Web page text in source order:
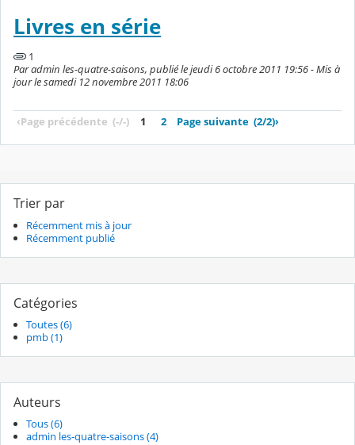
Livres en série
1
Par admin les-quatre-saisons, publié le jeudi 6 octobre 2011 19:56 - Mis à
jour le samedi 12 novembre 2011 18:06
‹Page précédente (-/-) 1 2 Page suivante (2/2)›
Trier par
Récemment mis à jour
Récemment publié
Catégories
Toutes (6)
pmb (1)
Auteurs
Tous (6)
admin les-quatre-saisons (4)